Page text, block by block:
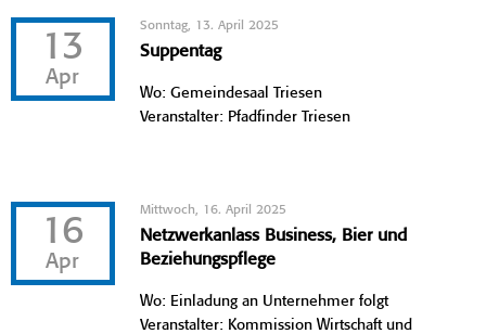
13
Apr
Sonntag, 13. April 2025
Suppentag
Wo: Gemeindesaal Triesen
Veranstalter: Pfadfinder Triesen
16
Apr
Mittwoch, 16. April 2025
Netzwerkanlass Business, Bier und
Beziehungspflege
Wo: Einladung an Unternehmer folgt
Veranstalter: Kommission Wirtschaft und